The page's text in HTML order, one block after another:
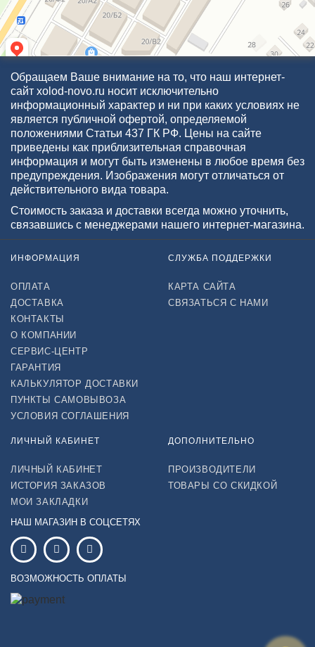
Обращаем Ваше внимание на то, что наш интернет-
сайт xolod-novo.ru носит исключительно
информационный характер и ни при каких условиях не
является публичной офертой, определяемой
положениями Статьи 437 ГК РФ. Цены на сайте
приведены как приблизительная справочная
информация и могут быть изменены в любое время без
предупреждения. Изображения могут отличаться от
действительного вида товара.
Стоимость заказа и доставки всегда можно уточнить,
связавшись с менеджерами нашего интернет-магазина.
ИНФОРМАЦИЯ
ОПЛАТА
ДОСТАВКА
КОНТАКТЫ
О КОМПАНИИ
СЕРВИС-ЦЕНТР
ГАРАНТИЯ
КАЛЬКУЛЯТОР ДОСТАВКИ
ПУНКТЫ САМОВЫВОЗА
УСЛОВИЯ СОГЛАШЕНИЯ
СЛУЖБА ПОДДЕРЖКИ
КАРТА САЙТА
СВЯЗАТЬСЯ С НАМИ
ЛИЧНЫЙ КАБИНЕТ
ЛИЧНЫЙ КАБИНЕТ
ИСТОРИЯ ЗАКАЗОВ
МОИ ЗАКЛАДКИ
ДОПОЛНИТЕЛЬНО
ПРОИЗВОДИТЕЛИ
ТОВАРЫ СО СКИДКОЙ
НАШ МАГАЗИН В СОЦСЕТЯХ
ВОЗМОЖНОСТЬ ОПЛАТЫ